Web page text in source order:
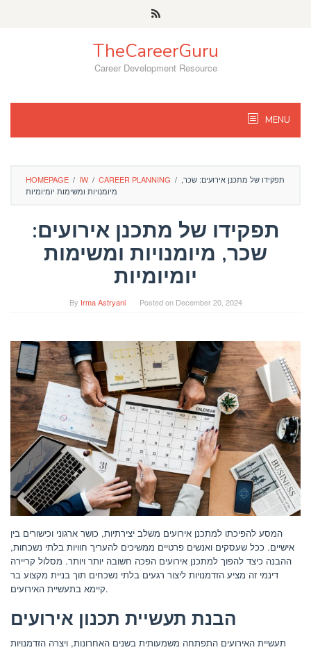
TheCareerGuru
Career Development Resource
MENU
HOMEPAGE / IW / CAREER PLANNING / תפקידו של מתכנן אירועים: שכר,
מיומנויות ומשימות יומיומיות
תפקידו של מתכנן אירועים:
שכר, מיומנויות ומשימות
יומיומיות
By Irma Astryani Posted on December 20, 2024
המסע להפיכתו למתכנן אירועים משלב יצירתיות, כושר ארגוני וכישורים בין
אישיים. ככל שעסקים ואנשים פרטיים ממשיכים להעריך חוויות בלתי נשכחות,
ההבנה כיצד להפוך למתכנן אירועים הפכה חשובה יותר ויותר. מסלול קריירה
דינמי זה מציע הזדמנויות ליצור רגעים בלתי נשכחים תוך בניית מקצוע בר
קיימא בתעשיית האירועים.
הבנת תעשיית תכנון אירועים
תעשיית האירועים התפתחה משמעותית בשנים האחרונות, ויצרה הזדמנויות